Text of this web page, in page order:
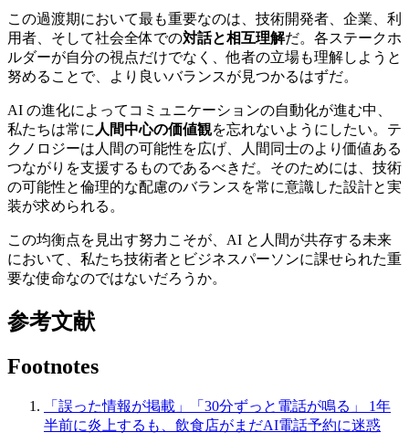
この過渡期において最も重要なのは、技術開発者、企業、利
用者、そして社会全体での対話と相互理解だ。各ステークホ
ルダーが自分の視点だけでなく、他者の立場も理解しようと
努めることで、より良いバランスが見つかるはずだ。
AI の進化によってコミュニケーションの自動化が進む中、
私たちは常に 人間中心の価値観を忘れないようにしたい。テ
クノロジーは人間の可能性を広げ、人間同士のより価値ある
つながりを支援するものであるべきだ。そのためには、技術
の可能性と倫理的な配慮のバランスを常に意識した設計と実
装が求められる。
この均衡点を見出す努力こそが、AI と人間が共存する未来
において、私たち技術者とビジネスパーソンに課せられた重
要な使命なのではないだろうか。
参考文献
Footnotes
「誤った情報が掲載」「30分ずっと電話が鳴る」 1年
半前に炎上するも、飲食店がまだAI電話予約に迷惑